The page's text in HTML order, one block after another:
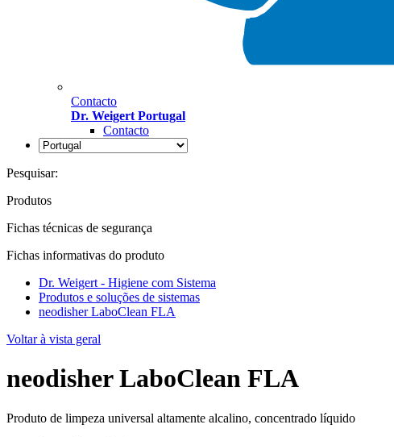
Contacto
Dr. Weigert Portugal
Contacto
Pesquisar:
Produtos
Fichas técnicas de segurança
Fichas informativas do produto
Dr. Weigert - Higiene com Sistema
Produtos e soluções de sistemas
neodisher LaboClean FLA
Voltar à vista geral
neodisher LaboClean FLA
Produto de limpeza universal altamente alcalino, concentrado líquido